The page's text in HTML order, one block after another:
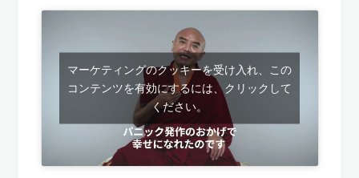
マーケティングのクッキーを受け入れ、この
コンテンツを有効にするには、クリックして
ください。